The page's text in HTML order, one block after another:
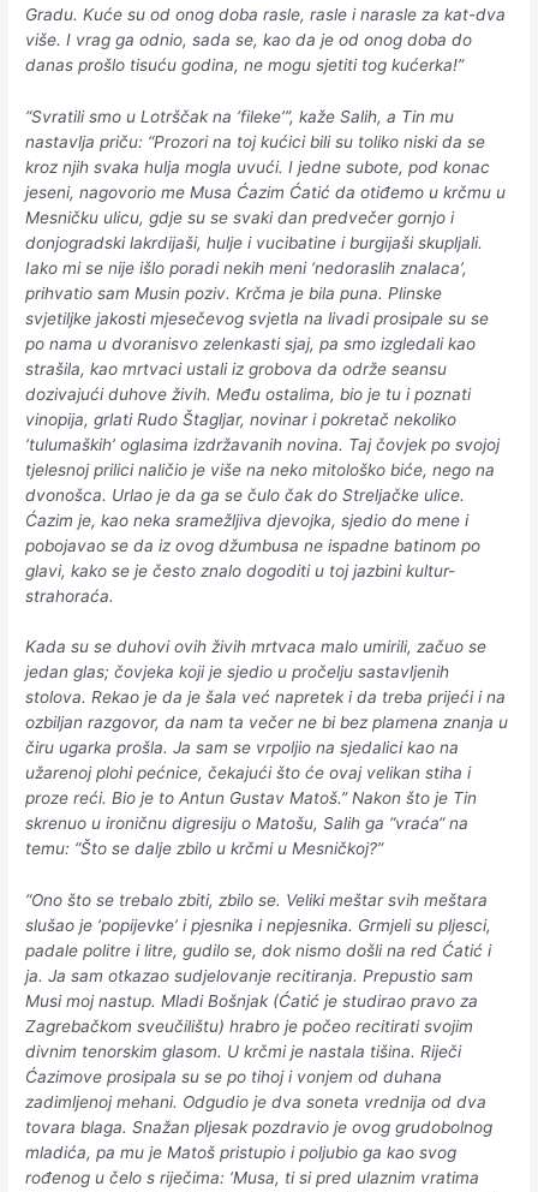
Gradu. Kuće su od onog doba rasle, rasle i narasle za kat-dva
više. I vrag ga odnio, sada se, kao da je od onog doba do
danas prošlo tisuću godina, ne mogu sjetiti tog kućerka!”
“Svratili smo u Lotrščak na ‘fileke’”, kaže Salih, a Tin mu
nastavlja priču: “Prozori na toj kućici bili su toliko niski da se
kroz njih svaka hulja mogla uvući. I jedne subote, pod konac
jeseni, nagovorio me Musa Ćazim Ćatić da otiđemo u krčmu u
Mesničku ulicu, gdje su se svaki dan predvečer gornjo i
donjogradski lakrdijaši, hulje i vucibatine i burgijaši skupljali.
Iako mi se nije išlo poradi nekih meni ‘nedoraslih znalaca’,
prihvatio sam Musin poziv. Krčma je bila puna. Plinske
svjetiljke jakosti mjesečevog svjetla na livadi prosipale su se
po nama u dvoranisvo zelenkasti sjaj, pa smo izgledali kao
strašila, kao mrtvaci ustali iz grobova da održe seansu
dozivajući duhove živih. Među ostalima, bio je tu i poznati
vinopija, grlati Rudo Štagljar, novinar i pokretač nekoliko
‘tulumaških’ oglasima izdržavanih novina. Taj čovjek po svojoj
tjelesnoj prilici naličio je više na neko mitološko biće, nego na
dvonošca. Urlao je da ga se čulo čak do Streljačke ulice.
Ćazim je, kao neka sramežljiva djevojka, sjedio do mene i
pobojavao se da iz ovog džumbusa ne ispadne batinom po
glavi, kako se je često znalo dogoditi u toj jazbini kultur-
strahoraća.
Kada su se duhovi ovih živih mrtvaca malo umirili, začuo se
jedan glas; čovjeka koji je sjedio u pročelju sastavljenih
stolova. Rekao je da je šala već napretek i da treba prijeći i na
ozbiljan razgovor, da nam ta večer ne bi bez plamena znanja u
čiru ugarka prošla. Ja sam se vrpoljio na sjedalici kao na
užarenoj plohi pećnice, čekajući što će ovaj velikan stiha i
proze reći. Bio je to Antun Gustav Matoš.” Nakon što je Tin
skrenuo u ironičnu digresiju o Matošu, Salih ga “vraća“ na
temu: “Što se dalje zbilo u krčmi u Mesničkoj?”
“Ono što se trebalo zbiti, zbilo se. Veliki meštar svih meštara
slušao je ‘popijevke’ i pjesnika i nepjesnika. Grmjeli su pljesci,
padale politre i litre, gudilo se, dok nismo došli na red Ćatić i
ja. Ja sam otkazao sudjelovanje recitiranja. Prepustio sam
Musi moj nastup. Mladi Bošnjak (Ćatić je studirao pravo za
Zagrebačkom sveučilištu) hrabro je počeo recitirati svojim
divnim tenorskim glasom. U krčmi je nastala tišina. Riječi
Ćazimove prosipala su se po tihoj i vonjem od duhana
zadimljenoj mehani. Odgudio je dva soneta vrednija od dva
tovara blaga. Snažan pljesak pozdravio je ovog grudobolnog
mladića, pa mu je Matoš pristupio i poljubio ga kao svog
rođenog u čelo s riječima: ‘Musa, ti si pred ulaznim vratima